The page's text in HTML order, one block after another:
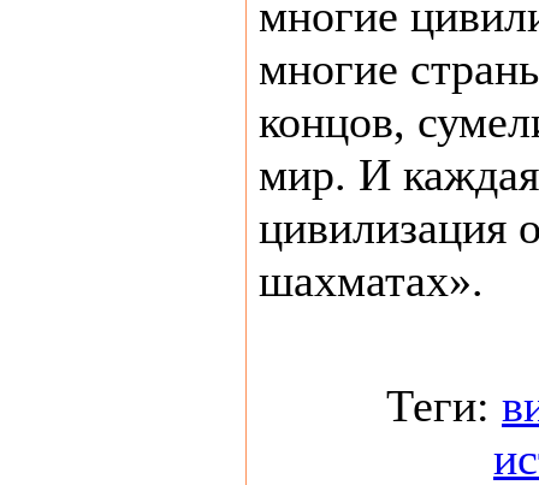
многие
многие
концов,
мир. И
цивилизация
шахматах».
Теги: